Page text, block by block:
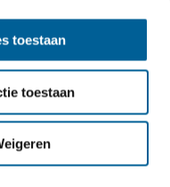
toestaan
toestaan